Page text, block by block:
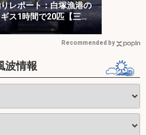
レポート：白塚漁港の
ス1時間で20匹【三
Recommended by
波情報